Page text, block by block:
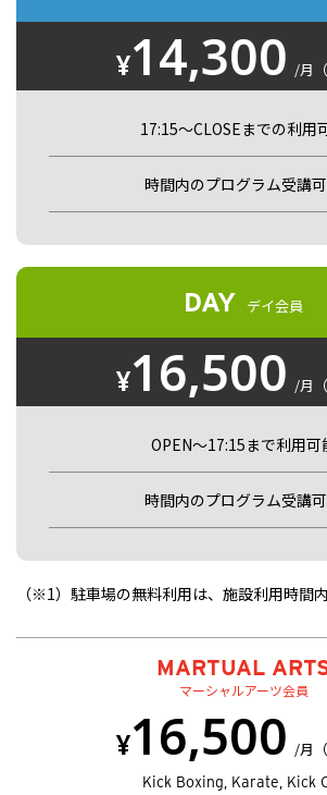
¥14,300 /月
17:15〜CLOSEまでの利用
時間内のプログラム受講
DAY デイ会員
¥16,500 /月
OPEN〜17:15まで利用可
時間内のプログラム受講
（※1）駐車場の無料利用は、施設利用時間
MARTUAL
マーシャルアーツ会員
¥16,500 /月
Kick Boxing, Karate, Kick